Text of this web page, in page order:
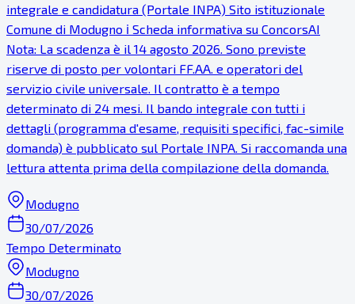
integrale e candidatura (Portale INPA) Sito istituzionale
Comune di Modugno ℹ Scheda informativa su ConcorsAI
Nota: La scadenza è il 14 agosto 2026. Sono previste
riserve di posto per volontari FF.AA. e operatori del
servizio civile universale. Il contratto è a tempo
determinato di 24 mesi. Il bando integrale con tutti i
dettagli (programma d'esame, requisiti specifici, fac-simile
domanda) è pubblicato sul Portale INPA. Si raccomanda una
lettura attenta prima della compilazione della domanda.
Modugno
30/07/2026
Tempo Determinato
Modugno
30/07/2026